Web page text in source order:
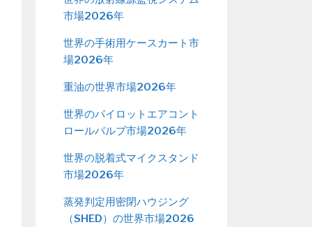
市場2026年
世界の手術用ケースカート市
場2026年
重油の世界市場2026年
世界のパイロットエアコント
ロールバルブ市場2026年
世界の脱着式マイクスタンド
市場2026年
蒸発判定用密閉ハウジング
（SHED）の世界市場2026